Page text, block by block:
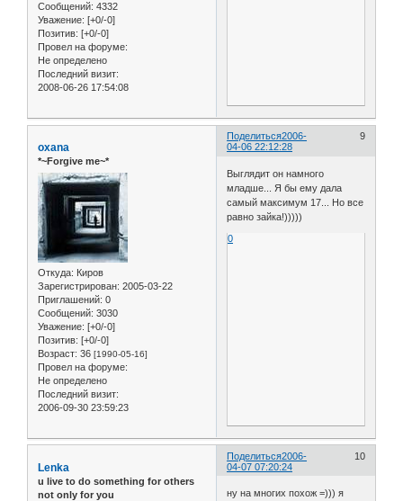
Сообщений: 4332
Уважение: [+0/-0]
Позитив: [+0/-0]
Провел на форуме:
Не определено
Последний визит:
2008-06-26 17:54:08
Поделиться 9
2006-
04-06 22:12:28
oxana
*~Forgive me~*
Откуда: Киров
Зарегистрирован: 2005-03-22
Приглашений: 0
Сообщений: 3030
Уважение: [+0/-0]
Позитив: [+0/-0]
Возраст: 36 [1990-05-16]
Провел на форуме:
Не определено
Последний визит:
2006-09-30 23:59:23
Выглядит он намного
младше... Я бы ему дала
самый максимум 17... Но все
равно зайка!)))))
0
Поделиться 10
2006-
04-07 07:20:24
Lenka
u live to do something for others
not only for you
ну на многих похож =))) я